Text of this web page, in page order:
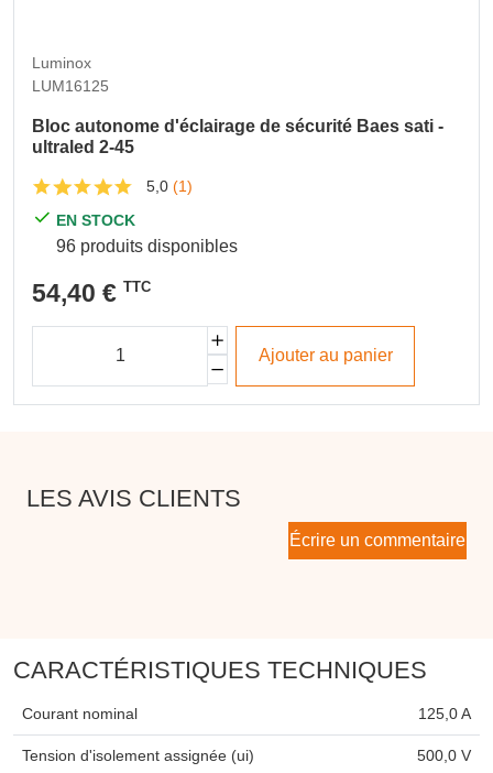
Luminox
LUM16125
Bloc autonome d'éclairage de sécurité Baes sati -
ultraled 2-45
5,0 (1)
EN STOCK
96 produits disponibles
54,40 € TTC
Ajouter au panier
LES AVIS CLIENTS
Écrire un commentaire
CARACTÉRISTIQUES TECHNIQUES
Courant nominal 125,0 A
Tension d'isolement assignée (ui) 500,0 V